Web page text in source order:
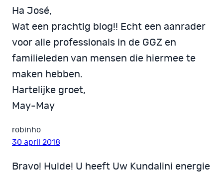
Ha José,
Wat een prachtig blog!! Echt een aanrader
voor alle professionals in de GGZ en
familieleden van mensen die hiermee te
maken hebben.
Hartelijke groet,
May-May
robinho
30 april 2018
Bravo! Hulde! U heeft Uw Kundalini energie